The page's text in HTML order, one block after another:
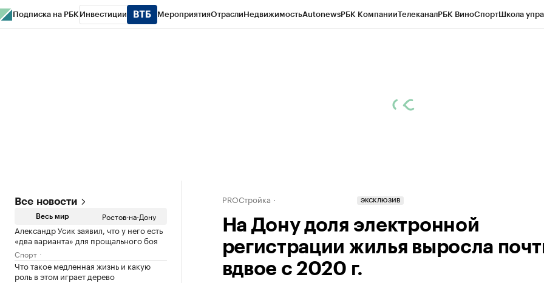
Подписка на РБК Инвестиции МероприятияОтраслиНедвижимостьAutonewsРБК КомпанииТелеканалРБК ВиноСпортШкола
Все новости
Весь мир Ростов-на-Дону
Александр Усик заявил, что у него есть
«два варианта» для прощального боя
Спорт
Что такое медленная жизнь и какую
роль в этом играет дерево
PROСтройка ЭКСКЛЮЗИВ
На Дону доля электронной
регистрации жилья выросла
вдвое с 2020 г.